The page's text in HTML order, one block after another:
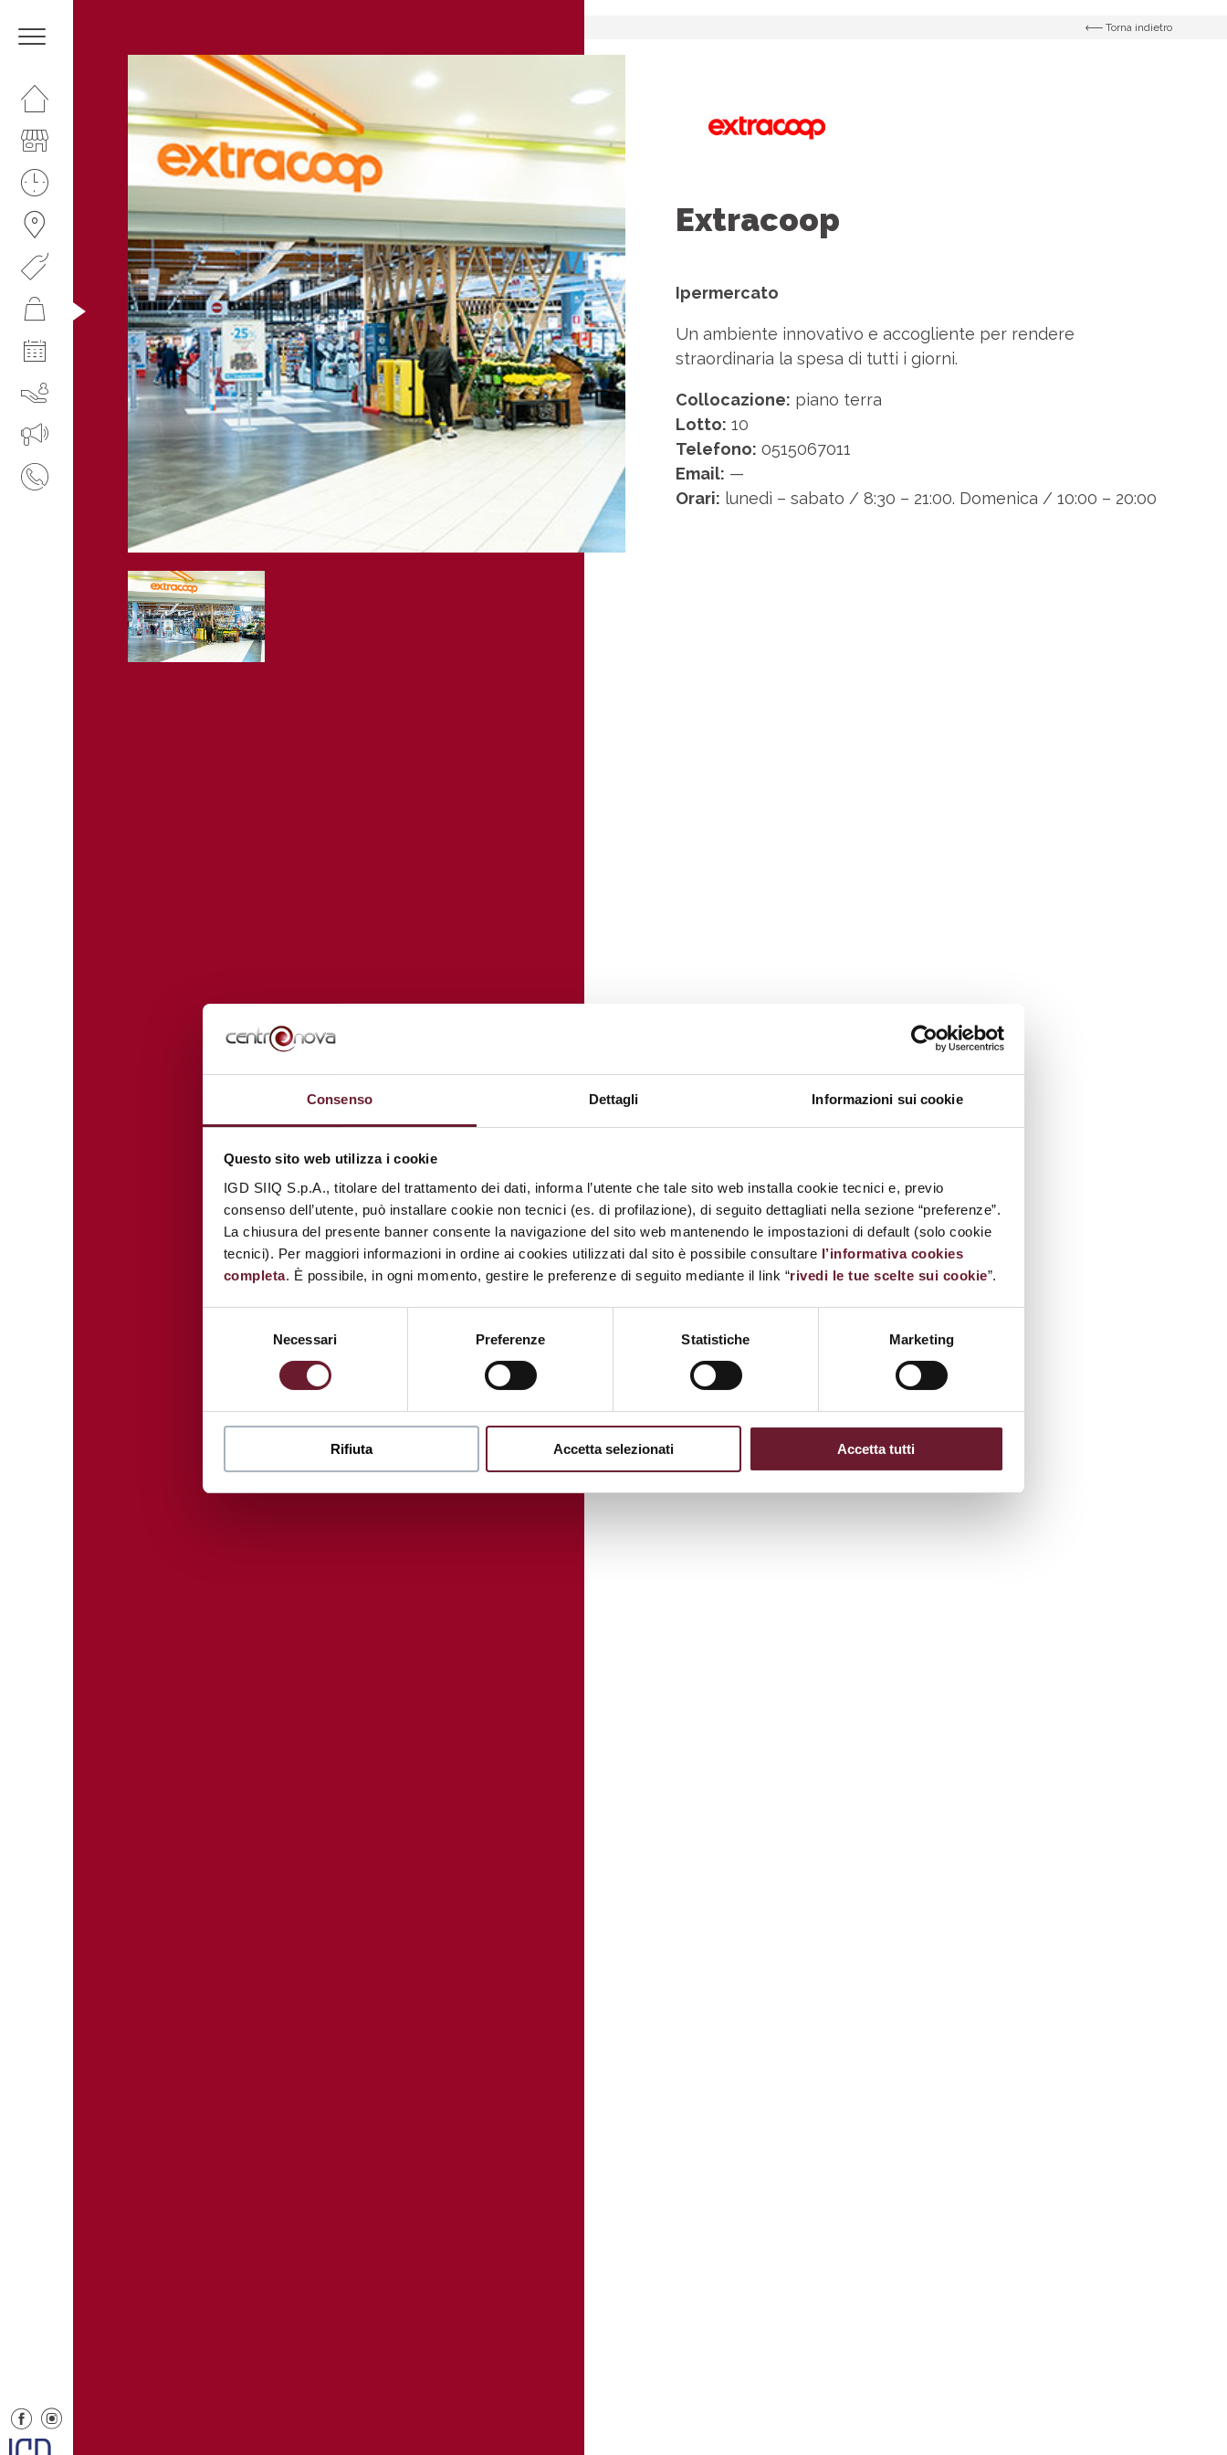
Consenso Dettagli Informazioni sui cookie
Questo sito web utilizza i cookie
IGD SIIQ S.p.A., titolare del trattamento dei dati, informa l’utente che tale sito web installa cookie tecnici e, previo
consenso dell’utente, può installare cookie non tecnici (es. di profilazione), di seguito dettagliati nella sezione “preferenze”.
La chiusura del presente banner consente la navigazione del sito web mantenendo le impostazioni di default (solo cookie
tecnici). Per maggiori informazioni in ordine ai cookies utilizzati dal sito è possibile consultare l’informativa cookies
completa. È possibile, in ogni momento, gestire le preferenze di seguito mediante il link “rivedi le tue scelte sui cookie”.
Necessari Preferenze Statistiche Marketing
Rifiuta Accetta selezionati Accetta tutti
HOMEPAGE
IL CENTRO
COME RAGGIUNGERCI
PROMOZIONI
NEGOZI
IL TUO BUSINESS AL CENTRO
CONTATTI
Torna indietro
Extracoop
Ipermercato
Un ambiente innovativo e accogliente per rendere
straordinaria la spesa di tutti i giorni.
Collocazione: piano terra
Lotto: 10
Telefono: 0515067011
Email: —
Orari: lunedì – sabato / 8:30 – 21:00. Domenica / 10:00 – 20:00